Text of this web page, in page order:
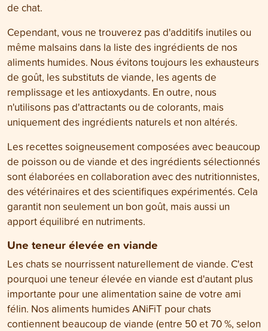
de chat.
Cependant, vous ne trouverez pas d'additifs inutiles ou
même malsains dans la liste des ingrédients de nos
aliments humides. Nous évitons toujours les exhausteurs
de goût, les substituts de viande, les agents de
remplissage et les antioxydants. En outre, nous
n'utilisons pas d'attractants ou de colorants, mais
uniquement des ingrédients naturels et non altérés.
Les recettes soigneusement composées avec beaucoup
de poisson ou de viande et des ingrédients sélectionnés
sont élaborées en collaboration avec des nutritionnistes,
des vétérinaires et des scientifiques expérimentés. Cela
garantit non seulement un bon goût, mais aussi un
apport équilibré en nutriments.
Une teneur élevée en viande
Les chats se nourrissent naturellement de viande. C'est
pourquoi une teneur élevée en viande est d'autant plus
importante pour une alimentation saine de votre ami
félin. Nos aliments humides ANiFiT pour chats
contiennent beaucoup de viande (entre 50 et 70 %, selon